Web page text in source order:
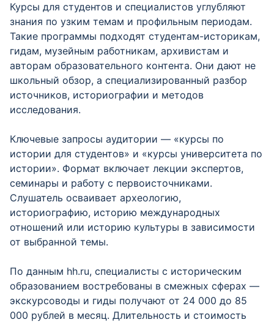
Курсы для студентов и специалистов углубляют
знания по узким темам и профильным периодам.
Такие программы подходят студентам-историкам,
гидам, музейным работникам, архивистам и
авторам образовательного контента. Они дают не
школьный обзор, а специализированный разбор
источников, историографии и методов
исследования.
Ключевые запросы аудитории — «курсы по
истории для студентов» и «курсы университета по
истории». Формат включает лекции экспертов,
семинары и работу с первоисточниками.
Слушатель осваивает археологию,
историографию, историю международных
отношений или историю культуры в зависимости
от выбранной темы.
По данным hh.ru, специалисты с историческим
образованием востребованы в смежных сферах —
экскурсоводы и гиды получают от 24 000 до 85
000 рублей в месяц. Длительность и стоимость